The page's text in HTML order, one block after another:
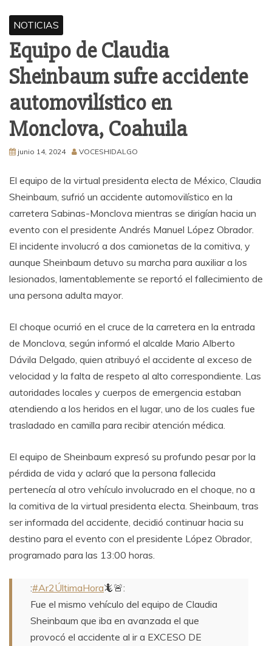
NOTICIAS
Equipo de Claudia
Sheinbaum sufre accidente
automovilístico en
Monclova, Coahuila
junio 14, 2024 VOCESHIDALGO
El equipo de la virtual presidenta electa de México, Claudia
Sheinbaum, sufrió un accidente automovilístico en la
carretera Sabinas-Monclova mientras se dirigían hacia un
evento con el presidente Andrés Manuel López Obrador.
El incidente involucró a dos camionetas de la comitiva, y
aunque Sheinbaum detuvo su marcha para auxiliar a los
lesionados, lamentablemente se reportó el fallecimiento de
una persona adulta mayor.
El choque ocurrió en el cruce de la carretera en la entrada
de Monclova, según informó el alcalde Mario Alberto
Dávila Delgado, quien atribuyó el accidente al exceso de
velocidad y la falta de respeto al alto correspondiente. Las
autoridades locales y cuerpos de emergencia estaban
atendiendo a los heridos en el lugar, uno de los cuales fue
trasladado en camilla para recibir atención médica.
El equipo de Sheinbaum expresó su profundo pesar por la
pérdida de vida y aclaró que la persona fallecida
pertenecía al otro vehículo involucrado en el choque, no a
la comitiva de la virtual presidenta electa. Sheinbaum, tras
ser informada del accidente, decidió continuar hacia su
destino para el evento con el presidente López Obrador,
programado para las 13:00 horas.
:#Ar2ÚltimaHora🦎🚨:
Fue el mismo vehículo del equipo de Claudia
Sheinbaum que iba en avanzada el que
provocó el accidente al ir a EXCESO DE